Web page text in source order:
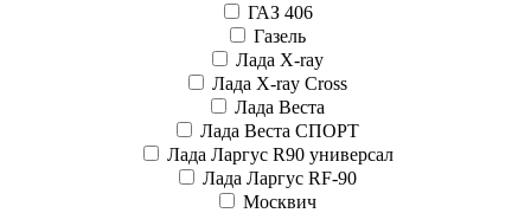
ГАЗ 406
Газель
Лада X-ray
Лада X-ray Cross
Лада Веста
Лада Веста СПОРТ
Лада Ларгус R90 универсал
Лада Ларгус RF-90
Москвич